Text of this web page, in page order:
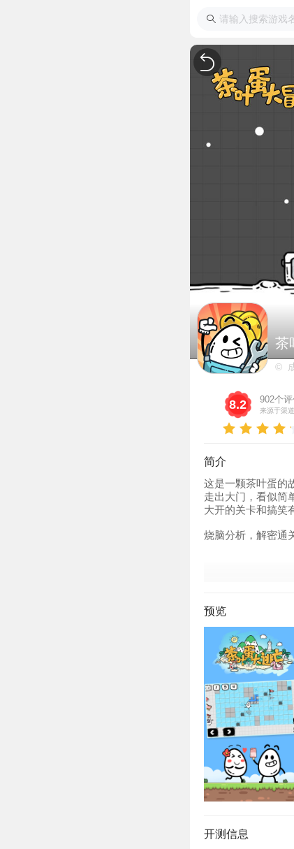
茶
©
8.2 902个评
来源于渠道
简介
这是一颗茶叶蛋的
走出大门，看似简
大开的关卡和搞笑
烧脑分析，解密通
预览
开测信息